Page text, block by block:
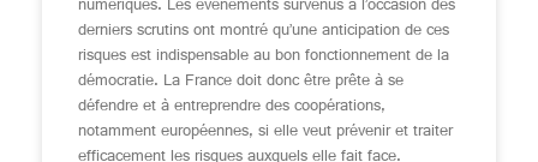
derniers scrutins ont montré qu’une anticipation de ces
risques est indispensable au bon fonctionnement de la
démocratie. La France doit donc être prête à se
défendre et à entreprendre des coopérations,
notamment européennes, si elle veut prévenir et traiter